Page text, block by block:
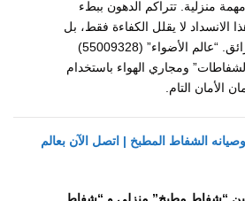
منزلية. تتراكم الدهون ببطء
الانسداد لا يقلل الكفاءة فقط، بل
هو قنبلة موقوتة للحرائق. “عالم الأضواء” (55009328)
ومجاري الهواء باستخدام
التام.
الشفاط المطبخ | اتصل الآن بعالم